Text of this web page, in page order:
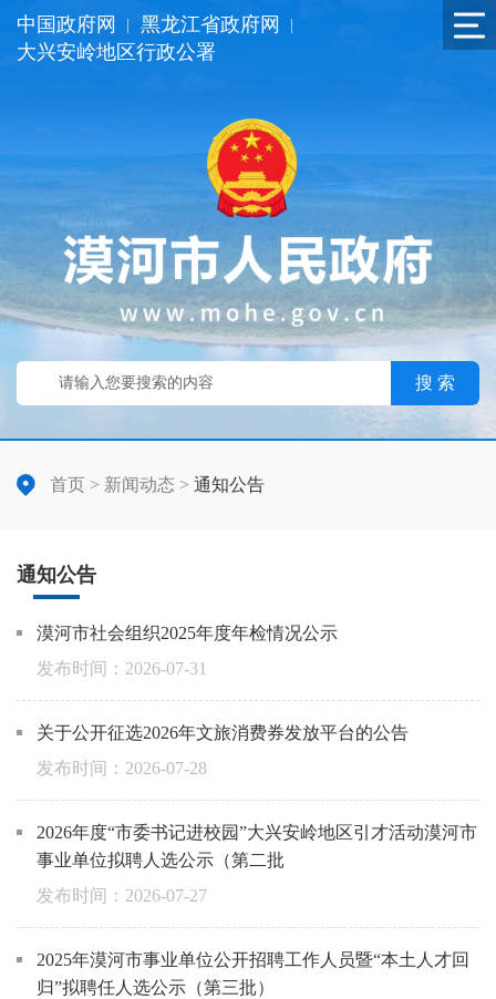
中国政府网 黑龙江省政府网
大兴安岭地区行政公署
搜 索
首页 > 新闻动态 > 通知公告
通知公告
漠河市社会组织2025年度年检情况公示
2026-07-31
关于公开征选2026年文旅消费券发放平台的公告
2026-07-28
2026年度“市委书记进校园”大兴安岭地区引才活动漠河市
事业单位拟聘人选公示（第二批
2026-07-27
2025年漠河市事业单位公开招聘工作人员暨“本土人才回
归”拟聘任人选公示（第三批）